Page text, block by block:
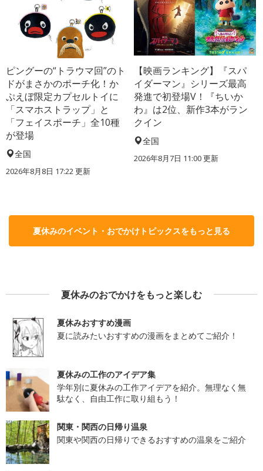
ピングーの“トラウマ回”のト
ドがまさかのポーチ化！か
ぷえぼ限定カプセルトイに
「スマホストラップ」と
「フェイスポーチ」全10種
が登場
全国
2026年8月8日 17:22更新
【映画ランキング】『スパ
イダーマン』シリーズ最高
発進で初登場V！『ちいか
わ』は2位、新作3本がラン
クイン
全国
2026年8月7日 11:00更新
夏休みのイベント・おでかけトピックスをもっと見る
夏休みのおでかけをもっと楽しむ
夏休みおすすめ漫画
夏に読みたいおすすめの漫画をまとめてご紹介！
夏休みの工作のアイデア集
学年別に夏休みの工作アイデアを紹介。無理なく無
駄なく、自由工作に取り組もう！
関東・関西の日帰り温泉
関東や関西の日帰りできるおすすめの温泉をご紹介